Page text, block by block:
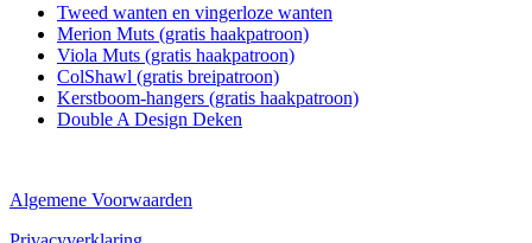
Tweed wanten en vingerloze wanten
Merion Muts (gratis haakpatroon)
Viola Muts (gratis haakpatroon)
ColShawl (gratis breipatroon)
Kerstboom-hangers (gratis haakpatroon)
Double A Design Deken
Algemene Voorwaarden